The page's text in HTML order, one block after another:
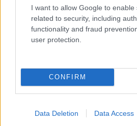
I want to allow Google to enable
related to security, including
functionality and fraud
user protection.
CONFIRM
Data Deletion Data Access
Pulzusméréssel segíti a
balatoni kardioösvény (X)
#samsung #samsung pay